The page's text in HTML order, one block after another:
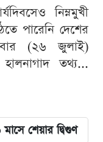
নিম্নমুখী
পারেনি দেশের
(২৬ জুলাই)
তথ্য...
শেয়ার দ্বিগুণ